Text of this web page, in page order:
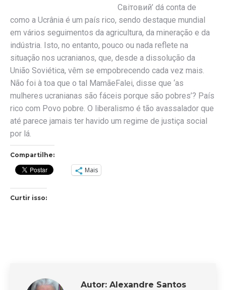
Свiтовий’ dá conta de
como a Ucrânia é um país rico, sendo destaque mundial
em vários seguimentos da agricultura, da mineração e da
indústria. Isto, no entanto, pouco ou nada reflete na
situação nos ucranianos, que, desde a dissolução da
União Soviética, vêm se empobrecendo cada vez mais.
Não foi à toa que o tal MamãeFalei, disse que ‘as
mulheres ucranianas são fáceis porque são pobres’? País
rico com Povo pobre. O liberalismo é tão avassalador que
até parece jamais ter havido um regime de justiça social
por lá.
Compartilhe:
Mais
Curtir isso:
Autor: Alexandre Santos